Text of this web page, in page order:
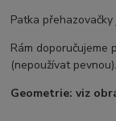
Patka přehazovačky
Rám doporučujeme
(nepoužívat pevnou).
Geometrie: viz